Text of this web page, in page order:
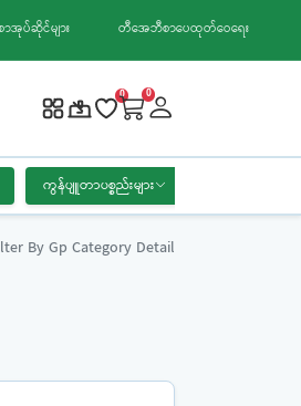
ပ်ဆိုင်များ တီအေဘီစာပေထုတ်ဝေရေး
0 0
ကွန်ပျူတာပစ္စည်းများ
By Gp Category Detail